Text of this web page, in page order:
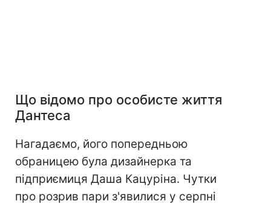
Що відомо про особисте життя
Дантеса
Нагадаємо, його попередньою
обраницею була дизайнерка та
підприємиця Даша Кацуріна. Чутки
про розрив пари з'явилися у серпні